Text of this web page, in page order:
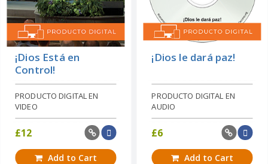
¡Dios Está en
Control!
PRODUCTO DIGITAL EN
VIDEO
£12
Add to Cart
¡Dios le dará paz!
PRODUCTO DIGITAL EN
AUDIO
£6
Add to Cart